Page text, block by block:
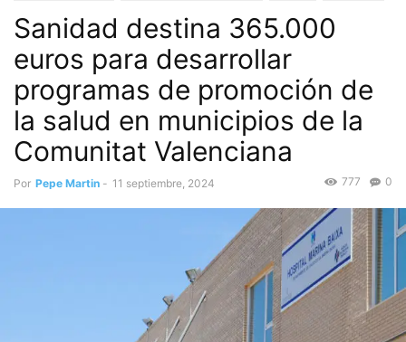
Salud Sanidad y Salud Pública Sociedad
Sanidad destina 365.000
euros para desarrollar
programas de promoción de
la salud en municipios de la
Comunitat Valenciana
Por Pepe Martin - 11 septiembre, 2024 0
777